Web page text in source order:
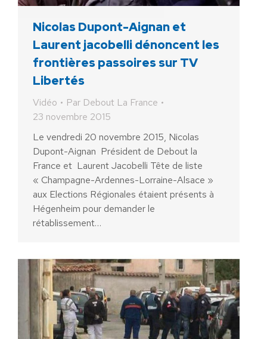
Nicolas Dupont-Aignan et
Laurent jacobelli dénoncent les
frontières passoires sur TV
Libertés
Vidéo Par Debout La France
23 novembre 2015
Le vendredi 20 novembre 2015, Nicolas
Dupont-Aignan Président de Debout la
France et Laurent Jacobelli Tête de liste
« Champagne-Ardennes-Lorraine-Alsace »
aux Elections Régionales étaient présents à
Hégenheim pour demander le
rétablissement…